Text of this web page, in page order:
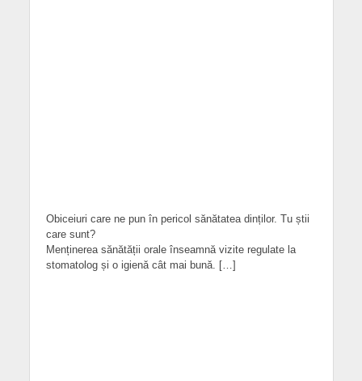
Obiceiuri care ne pun în pericol sănătatea dinților. Tu știi
care sunt?
Menținerea sănătății orale înseamnă vizite regulate la
stomatolog și o igienă cât mai bună. […]